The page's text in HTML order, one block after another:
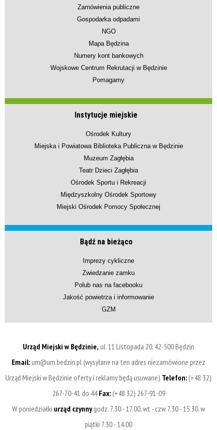
Zamówienia publiczne
Gospodarka odpadami
NGO
Mapa Będzina
Numery kont bankowych
Wojskowe Centrum Rekrutacji w Będzinie
Pomagamy
Instytucje miejskie
Ośrodek Kultury
Miejska i Powiatowa Biblioteka Publiczna w Będzinie
Muzeum Zagłębia
Teatr Dzieci Zagłębia
Ośrodek Sportu i Rekreacji
Międzyszkolny Ośrodek Sportowy
Miejski Ośrodek Pomocy Społecznej
Bądź na bieżąco
Imprezy cykliczne
Zwiedzanie zamku
Polub nas na facebooku
Jakość powietrza i informowanie
GZM
Urząd Miejski w Będzinie, ul. 11 Listopada 20, 42-500 Będzin
Email:um@um.bedzin.pl (wysyłane na ten adres niezamówione przez
Urząd Miejski w Będzinie oferty i reklamy będą usuwane) Telefon:(+48 32)
267-70-41 do 44Fax:(+48 32) 267-91-09
W poniedziałki urząd czynnygodz. 7.30 - 17.00, wt - czw 7.30 - 15.30, w
piątki 7.30 - 14.00